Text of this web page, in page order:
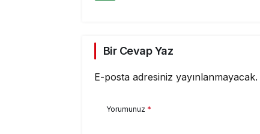
Bir Cevap Yaz
E-posta adresiniz yayınlanmayacak.
Yorumunuz *